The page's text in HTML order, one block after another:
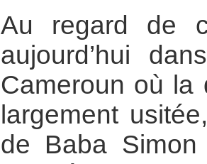
Au regard de
aujourd’hui
Cameroun où la
largement
de Baba Simon